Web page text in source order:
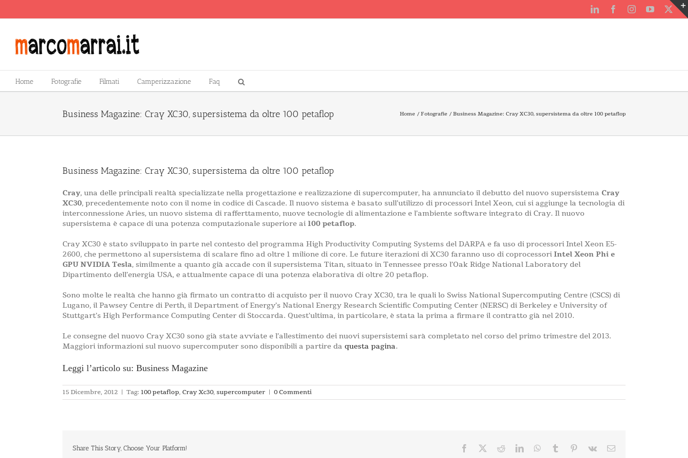
LinkedInFacebookInstagramYouTube
X
Home Fotografie Filmati Camperizzazione Faq
Business Magazine: Cray XC30, supersistema da oltre 100 petaflop Home Fotografie Business Magazine: Cray XC30, supersistema da oltre 100 petaflop
Business Magazine: Cray XC30, supersistema da oltre 100 petaflop
Cray, una delle principali realtà specializzate nella progettazione e realizzazione di supercomputer, ha annunciato il debutto del nuovo supersistema Cray
XC30, precedentemente noto con il nome in codice di Cascade. Il nuovo sistema è basato sull’utilizzo di processori Intel Xeon, cui si aggiunge la tecnologia di
interconnessione Aries, un nuovo sistema di rafferttamento, nuove tecnologie di alimentazione e l’ambiente software integrato di Cray. Il nuovo
supersistema è capace di una potenza computazionale superiore ai 100 petaflop.
Cray XC30 è stato sviluppato in parte nel contesto del programma High Productivity Computing Systems del DARPA e fa uso di processori Intel Xeon E5-
2600, che permettono al supersistema di scalare fino ad oltre 1 milione di core. Le future iterazioni di XC30 faranno uso di coprocessori Intel Xeon Phi e
GPU NVIDIA Tesla, similmente a quanto già accade con il supersistema Titan, situato in Tennessee presso l’Oak Ridge National Laboratory del
Dipartimento dell’energia USA, e attualmente capace di una potenza elaborativa di oltre 20 petaflop.
Sono molte le realtà che hanno già firmato un contratto di acquisto per il nuovo Cray XC30, tra le quali lo Swiss National Supercomputing Centre (CSCS) di
Lugano, il Pawsey Centre di Perth, il Department of Energy’s National Energy Research Scientific Computing Center (NERSC) di Berkeley e University of
Stuttgart’s High Performance Computing Center di Stoccarda. Quest’ultima, in particolare, è stata la prima a firmare il contratto già nel 2010.
Le consegne del nuovo Cray XC30 sono già state avviate e l’allestimento dei nuovi supersistemi sarà completato nel corso del primo trimestre del 2013.
Maggiori informazioni sul nuovo supercomputer sono disponibili a partire da questa pagina.
Leggi l’articolo su: Business Magazine
15 Dicembre, 2012 | Tag: 100 petaflop, Cray Xc30, supercomputer | 0 Commenti
Share This Story, Choose Your Platform! Facebook RedditLinkedInWhatsApp
Tumblr Pinterest
Vk Email